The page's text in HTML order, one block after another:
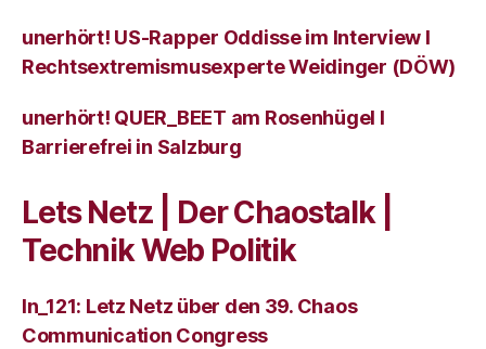
unerhört! US-Rapper Oddisse im Interview I
Rechtsextremismusexperte Weidinger (DÖW)
unerhört! QUER_BEET am Rosenhügel I
Barrierefrei in Salzburg
Lets Netz | Der Chaostalk |
Technik Web Politik
ln_121: Letz Netz über den 39. Chaos
Communication Congress